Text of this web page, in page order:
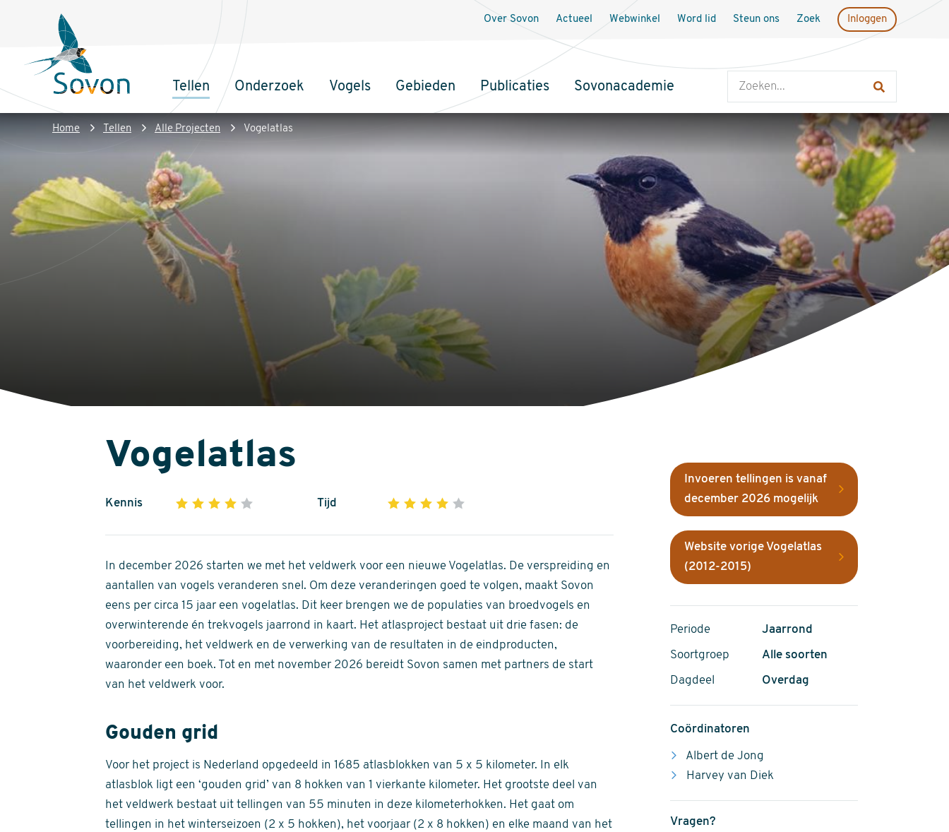
inhoud
Sovon
Homepage
Hoofdnavigatie
Tellen Onderzoek Vogels Gebieden Publicaties Sovonacademie
Over Sovon Actueel Webwinkel Word lid Steun ons Zoek Inloggen
Kruimelpad
Home Tellen Alle Projecten Vogelatlas
Vogelatlas
Kennis 1 2 3 4
of
5
stars
Tijd 1 2 3 4
of
5
stars
In december 2026 starten we met het veldwerk voor een nieuwe Vogelatlas. De verspreiding en
aantallen van vogels veranderen snel. Om deze veranderingen goed te volgen, maakt Sovon
eens per circa 15 jaar een vogelatlas. Dit keer brengen we de populaties van broedvogels en
overwinterende én trekvogels jaarrond in kaart. Het atlasproject bestaat uit drie fasen: de
voorbereiding, het veldwerk en de verwerking van de resultaten in de eindproducten,
waaronder een boek. Tot en met november 2026 bereidt Sovon samen met partners de start
van het veldwerk voor.
Gouden grid
Voor het project is Nederland opgedeeld in 1685 atlasblokken van 5 x 5 kilometer. In elk
atlasblok ligt een ‘gouden grid’ van 8 hokken van 1 vierkante kilometer. Het grootste deel van
het veldwerk bestaat uit tellingen van 55 minuten in deze kilometerhokken. Het gaat om
tellingen in het winterseizoen (2 x 5 hokken), het voorjaar (2 x 8 hokken) en elke maand van het
Invoeren tellingen is vanaf
december 2026 mogelijk
Website vorige Vogelatlas
(2012-2015)
Periode Jaarrond
Soortgroep Alle soorten
Dagdeel Overdag
Coördinatoren
Albert de Jong
Harvey van Diek
Vragen?